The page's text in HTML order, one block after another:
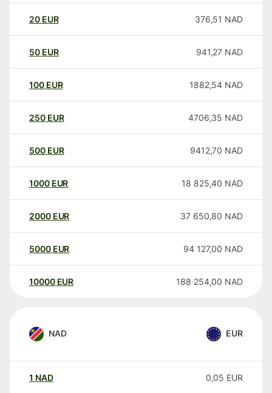
20 EUR 376,51 NAD
50 EUR 941,27 NAD
100 EUR 1882,54 NAD
250 EUR 4706,35 NAD
500 EUR 9412,70 NAD
1000 EUR 18 825,40 NAD
2000 EUR 37 650,80 NAD
5000 EUR 94 127,00 NAD
10000 EUR 188 254,00 NAD
NAD EUR
1 NAD 0,05 EUR